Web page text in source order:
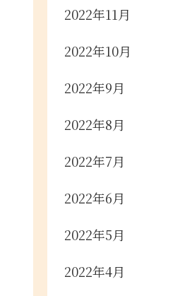
2022年11月
2022年10月
2022年9月
2022年8月
2022年7月
2022年6月
2022年5月
2022年4月